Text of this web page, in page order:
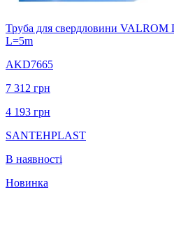
Труба для свердловини
L=5m
AKD7665
7 312 грн
4 193 грн
SANTEHPLAST
В наявності
Новинка